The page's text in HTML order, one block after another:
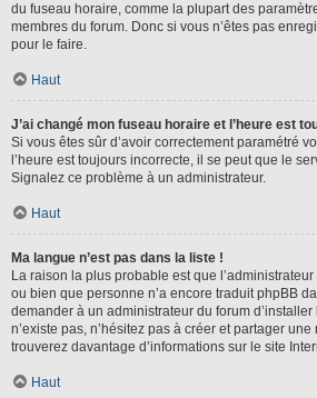
du fuseau horaire, comme la plupart des
membres du forum. Donc si vous n’êtes pas
pour le faire.
Haut
J’ai changé mon fuseau horaire et l’heure est
Si vous êtes sûr d’avoir correctement paramétré
l’heure est toujours incorrecte, il se peut que le
Signalez ce problème à un administrateur.
Haut
Ma langue n’est pas dans la liste !
La raison la plus probable est que
ou bien que personne n’a encore traduit phpBB
demander à un administrateur du forum
n’existe pas, n’hésitez pas à créer et partager
trouverez davantage d’informations sur le site
Haut